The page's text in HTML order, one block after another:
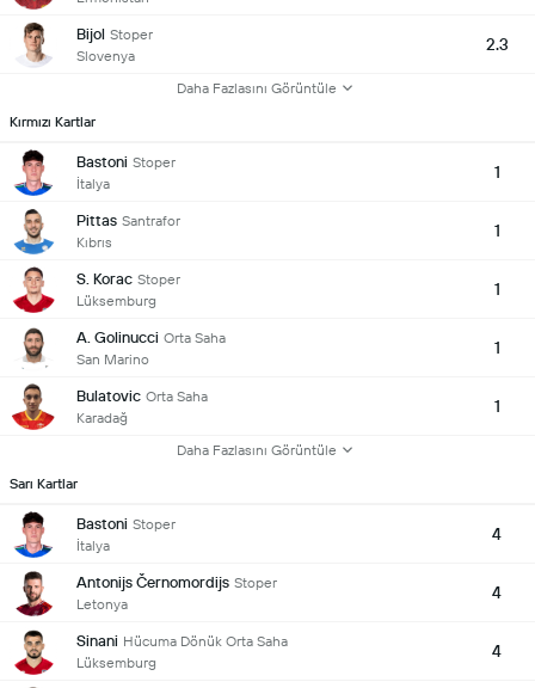
Bijol Stoper
Slovenya
2.3
Daha Fazlasını Görüntüle
Kırmızı Kartlar
Bastoni Stoper
İtalya
1
Pittas Santrafor
Kıbrıs
1
S. Korac Stoper
Lüksemburg
1
A. Golinucci Orta Saha
San Marino
1
Bulatovic Orta Saha
Karadağ
1
Daha Fazlasını Görüntüle
Sarı Kartlar
Bastoni Stoper
İtalya
4
Antonijs Černomordijs Stoper
Letonya
4
Sinani Hücuma Dönük Orta Saha
Lüksemburg
4